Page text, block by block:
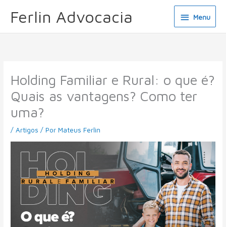
paraFerlin Advocacia Menu
Menu
Holding Familiar e Rural: o que é?
Quais as vantagens? Como ter
uma?
/Artigos / Por Mateus Ferlin